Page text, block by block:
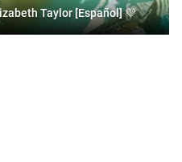
Taylor [Español] 💜